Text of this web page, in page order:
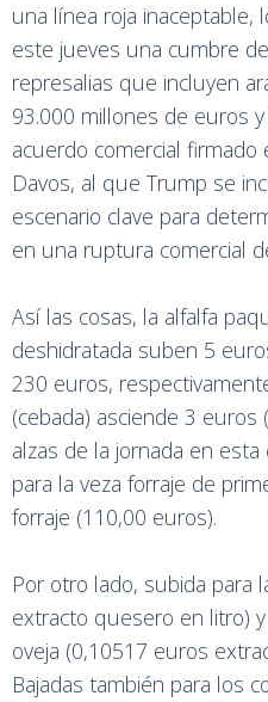
una línea roja inaceptable,
este jueves una cumbre
represalias que incluyen
93.000 millones de euros
acuerdo comercial firmado
Davos, al que Trump se
escenario clave para
en una ruptura comercial
Así las cosas, la alfalfa
deshidratada suben 5
230 euros,
(cebada) asciende 3 euros
alzas de la jornada en
para la veza forraje de
forraje (110,00 euros).
Por otro lado, subida para
extracto quesero en litro)
oveja (0,10517 euros
Bajadas también para los